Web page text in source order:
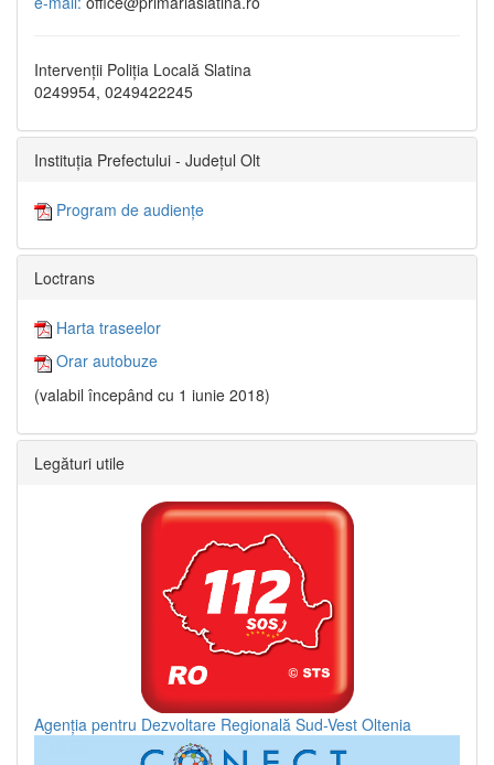
Intervenții Poliția Locală Slatina
0249954, 0249422245
Instituția Prefectului - Județul Olt
Program de audiențe
Loctrans
Harta traseelor
Orar autobuze
(valabil începând cu 1 iunie 2018)
Legături utile
Agenția pentru Dezvoltare Regională Sud-Vest Oltenia